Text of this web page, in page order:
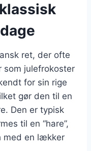
ret, der ofte
som julefrokoster
for sin rige
gør den til en
Den er typisk
til en “hare”,
med en lækker